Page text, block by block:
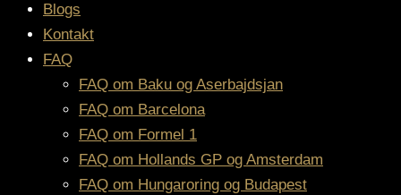
Blogs
Kontakt
FAQ
FAQ om Baku og Aserbajdsjan
FAQ om Barcelona
FAQ om Formel 1
FAQ om Hollands GP og Amsterdam
FAQ om Hungaroring og Budapest